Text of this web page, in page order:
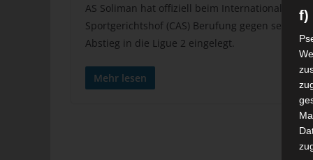
AS Soliman hat offiziell beim Internationalen
Sportgerichtshof (CAS) Berufung gegen seinen
Abstieg in die Ligue 2 eingelegt.
Mehr lesen
f)